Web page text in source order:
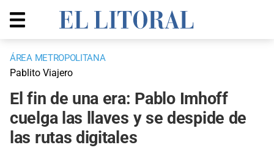
ÁREA METROPOLITANA
Pablito Viajero
El fin de una era: Pablo Imhoff
cuelga las llaves y se despide de
las rutas digitales